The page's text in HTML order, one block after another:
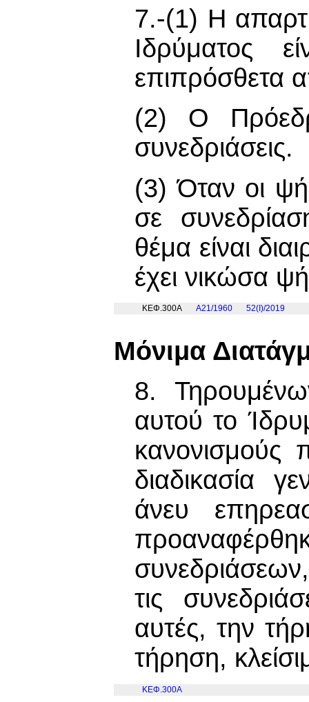
7.-(1) Η
Ιδρύματος
επιπρόσθετα
(2) Ο
συνεδριάσεις.
(3) Όταν οι
σε
θέμα είναι
έχει νικώσα
ΚΕΦ.300Α Α21/1960 52(I)/2019
Μόνιμα
8.
αυτού το
κανονισμούς
διαδικασία
άνευ
συνεδριάσεων,
τις
αυτές, την
τήρηση,
ΚΕΦ.300Α